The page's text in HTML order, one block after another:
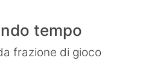
tempo
frazione di gioco